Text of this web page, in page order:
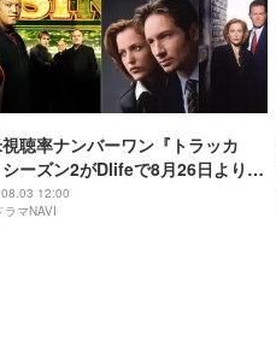
聴率ナンバーワン『トラッカ
ーズン2がDlifeで8月26日よりテ
放送！
12:00
ラマNAVI